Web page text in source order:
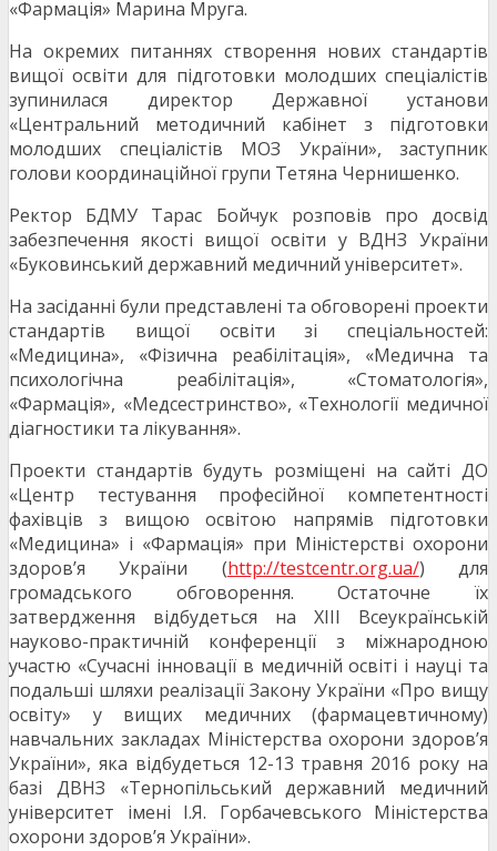
«Фармація» Марина Мруга.
На окремих питаннях створення нових стандартів
вищої освіти для підготовки молодших спеціалістів
зупинилася директор Державної установи
«Центральний методичний кабінет з підготовки
молодших спеціалістів МОЗ України», заступник
голови координаційної групи Тетяна Чернишенко.
Ректор БДМУ Тарас Бойчук розповів про досвід
забезпечення якості вищої освіти у ВДНЗ України
«Буковинський державний медичний університет».
На засіданні були представлені та обговорені проекти
стандартів вищої освіти зі спеціальностей:
«Медицина», «Фізична реабілітація», «Медична та
психологічна реабілітація», «Стоматологія»,
«Фармація», «Медсестринство», «Технології медичної
діагностики та лікування».
Проекти стандартів будуть розміщені на сайті ДО
«Центр тестування професійної компетентності
фахівців з вищою освітою напрямів підготовки
«Медицина» і «Фармація» при Міністерстві охорони
здоров’я України (http://testcentr.org.ua/) для
громадського обговорення. Остаточне їх
затвердження відбудеться на XIII Всеукраїнській
науково-практичній конференції з міжнародною
участю «Сучасні інновації в медичній освіті і науці та
подальші шляхи реалізації Закону України «Про вищу
освіту» у вищих медичних (фармацевтичному)
навчальних закладах Міністерства охорони здоров’я
України», яка відбудеться 12-13 травня 2016 року на
базі ДВНЗ «Тернопільський державний медичний
університет імені І.Я. Горбачевського Міністерства
охорони здоров’я України».